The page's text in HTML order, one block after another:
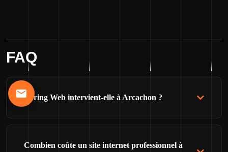
FAQ
Turing Web intervient-elle à Arcachon ?
Combien coûte un site internet professionnel à